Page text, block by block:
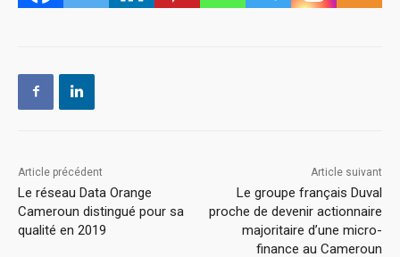
Article précédent
Le réseau Data Orange
Cameroun distingué pour sa
qualité en 2019
Article suivant
Le groupe français Duval
proche de devenir actionnaire
majoritaire d’une micro-
finance au Cameroun